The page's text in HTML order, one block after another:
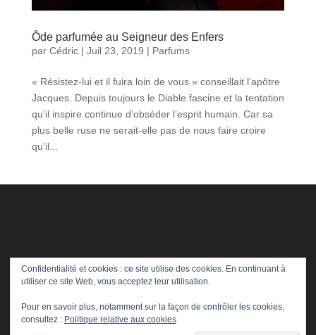
Ôde parfumée au Seigneur des Enfers
par Cédric| Juil 23, 2019 | Parfums
« Résistez-lui et il fuira loin de vous » conseillait l’apôtre
Jacques. Depuis toujours le Diable fascine et la tentation
qu’il inspire continue d’obséder l’esprit humain. Car sa
plus belle ruse ne serait-elle pas de nous faire croire
qu’il...
Confidentialité et cookies : ce site utilise des cookies. En continuant à
utiliser ce site Web, vous acceptez leur utilisation.
Pour en savoir plus, notamment sur la façon de contrôler les cookies,
consultez : Politique relative aux cookies